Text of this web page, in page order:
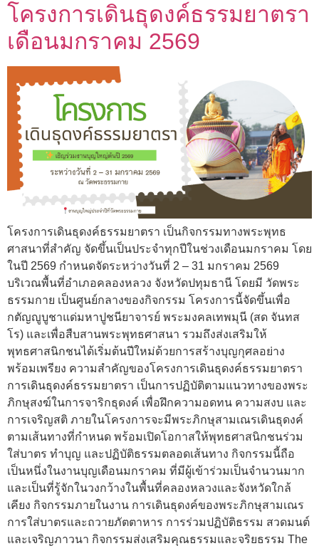
โครงการเดินธุดงค์ธรรมยาตรา
เดือนมกราคม 2569
โครงการเดินธุดงค์ธรรมยาตรา เป็นกิจกรรมทางพระพุทธ
ศาสนาที่สำคัญ จัดขึ้นเป็นประจำทุกปีในช่วงเดือนมกราคม โดย
ในปี 2569 กำหนดจัดระหว่างวันที่ 2 – 31 มกราคม 2569
บริเวณพื้นที่อำเภอคลองหลวง จังหวัดปทุมธานี โดยมี วัดพระ
ธรรมกาย เป็นศูนย์กลางของกิจกรรม โครงการนี้จัดขึ้นเพื่อ
กตัญญูบูชาแด่มหาปูชนียาจารย์ พระมงคลเทพมุนี (สด จันทส
โร) และเพื่อสืบสานพระพุทธศาสนา รวมถึงส่งเสริมให้
พุทธศาสนิกชนได้เริ่มต้นปีใหม่ด้วยการสร้างบุญกุศลอย่าง
พร้อมเพรียง ความสำคัญของโครงการเดินธุดงค์ธรรมยาตรา
การเดินธุดงค์ธรรมยาตรา เป็นการปฏิบัติตามแนวทางของพระ
ภิกษุสงฆ์ในการจาริกธุดงค์ เพื่อฝึกความอดทน ความสงบ และ
การเจริญสติ ภายในโครงการจะมีพระภิกษุสามเณรเดินธุดงค์
ตามเส้นทางที่กำหนด พร้อมเปิดโอกาสให้พุทธศาสนิกชนร่วม
ใส่บาตร ทำบุญ และปฏิบัติธรรมตลอดเส้นทาง กิจกรรมนี้ถือ
เป็นหนึ่งในงานบุญเดือนมกราคม ที่มีผู้เข้าร่วมเป็นจำนวนมาก
และเป็นที่รู้จักในวงกว้างในพื้นที่คลองหลวงและจังหวัดใกล้
เคียง กิจกรรมภายในงาน การเดินธุดงค์ของพระภิกษุสามเณร
การใส่บาตรและถวายภัตตาหาร การร่วมปฏิบัติธรรม สวดมนต์
และเจริญภาวนา กิจกรรมส่งเสริมคุณธรรมและจริยธรรม The